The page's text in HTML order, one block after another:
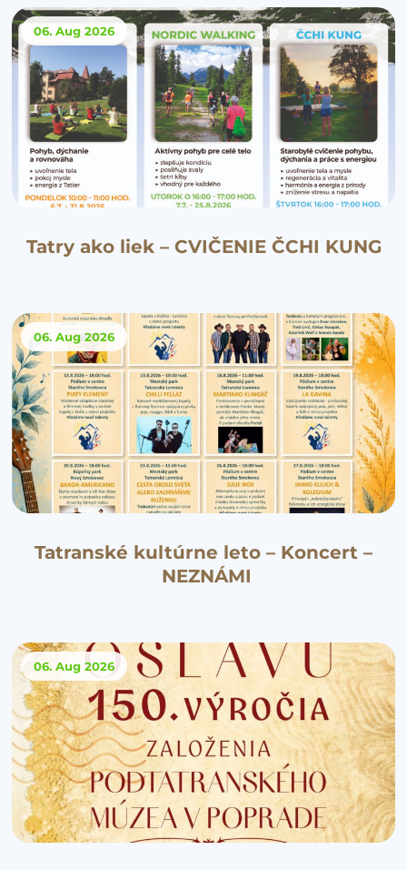
06. Aug 2026
Tatry ako liek – CVIČENIE ČCHI KUNG
06. Aug 2026
Tatranské kultúrne leto – Koncert –
NEZNÁMI
06. Aug 2026